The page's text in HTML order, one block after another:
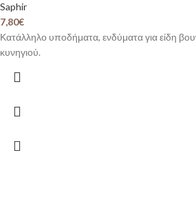
Saphir
7,80€
Κατάλληλο υποδήματα, ενδύματα για είδη
κυνηγιού.